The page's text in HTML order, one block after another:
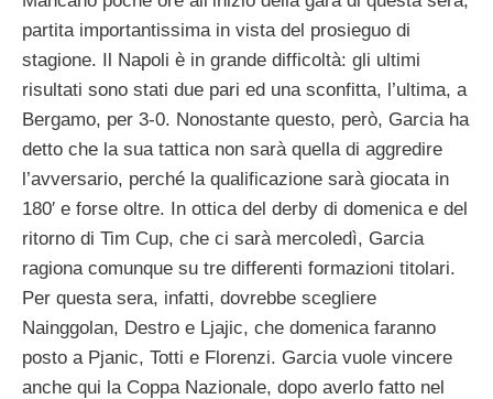
partita importantissima in vista del prosieguo di
stagione. Il Napoli è in grande difficoltà: gli ultimi
risultati sono stati due pari ed una sconfitta, l’ultima, a
Bergamo, per 3-0. Nonostante questo, però, Garcia ha
detto che la sua tattica non sarà quella di aggredire
l’avversario, perché la qualificazione sarà giocata in
180′ e forse oltre. In ottica del derby di domenica e del
ritorno di Tim Cup, che ci sarà mercoledì, Garcia
ragiona comunque su tre differenti formazioni titolari.
Per questa sera, infatti, dovrebbe scegliere
Nainggolan, Destro e Ljajic, che domenica faranno
posto a Pjanic, Totti e Florenzi. Garcia vuole vincere
anche qui la Coppa Nazionale, dopo averlo fatto nel